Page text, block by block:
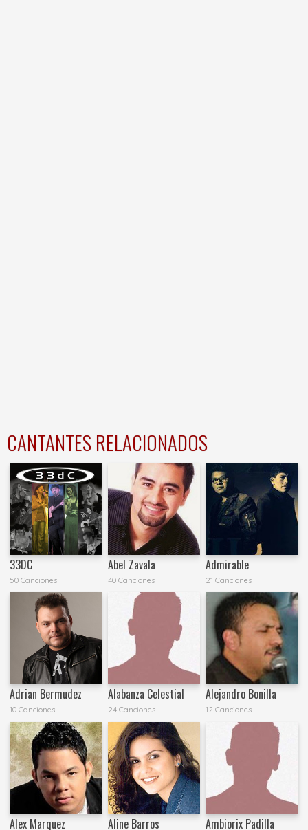
CANTANTES RELACIONADOS
33DC
50 Canciones
Abel Zavala
40 Canciones
Admirable
21 Canciones
Adrian Bermudez
10 Canciones
Alabanza Celestial
24 Canciones
Alejandro Bonilla
12 Canciones
Alex Marquez Aline Barros Ambiorix Padilla